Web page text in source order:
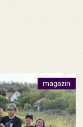
magazin